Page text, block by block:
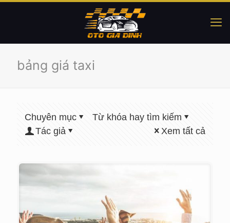
bảng giá taxi
Chuyên mục
Từ khóa hay tìm kiếm
Tác giả
Xem tất cả